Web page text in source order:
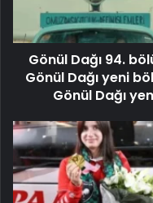
Gönül Dağı 94.
Gönül Dağı yeni
Gönül Dağı